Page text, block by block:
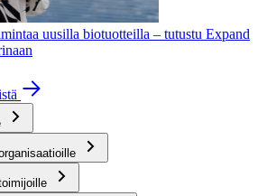
uusilla biotuotteilla – tutustu Expand